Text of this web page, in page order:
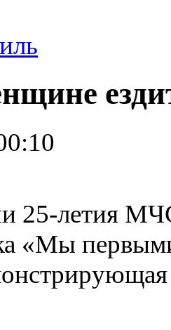
25-летия
«Мы